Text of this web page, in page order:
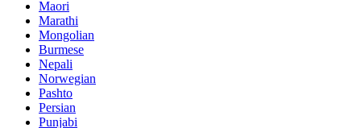
Maori
Marathi
Mongolian
Burmese
Nepali
Norwegian
Pashto
Persian
Punjabi